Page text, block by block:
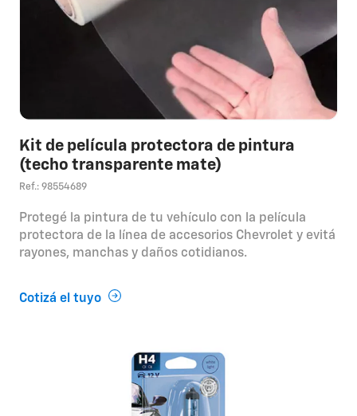
Kit de película protectora de pintura
(techo transparente mate)
Ref.: 98554689
Protegé la pintura de tu vehículo con la película
protectora de la línea de accesorios Chevrolet y evitá
rayones, manchas y daños cotidianos.
Cotizá el tuyo